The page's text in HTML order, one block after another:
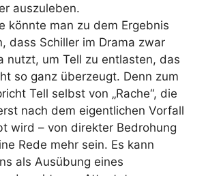
auszuleben.
könnte man zu dem Ergebnis
dass Schiller im Drama zwar
nutzt, um Tell zu entlasten, das
so ganz überzeugt. Denn zum
Tell selbst von „Rache“, die
nach dem eigentlichen Vorfall
wird – von direkter Bedrohung
Rede mehr sein. Es kann
als Ausübung eines